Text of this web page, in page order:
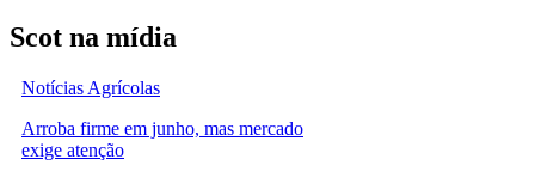
Scot na mídia
Notícias Agrícolas
Arroba firme em junho, mas mercado
exige atenção